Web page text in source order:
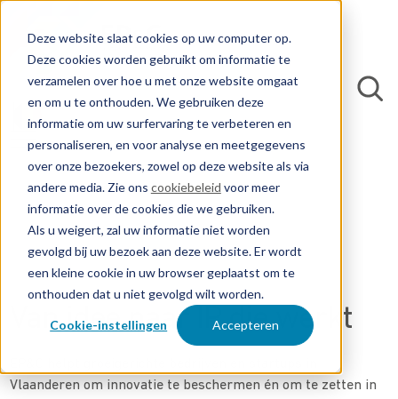
Deze website slaat cookies op uw computer op.
Deze cookies worden gebruikt om informatie te
verzamelen over hoe u met onze website omgaat
en om u te onthouden. We gebruiken deze
informatie om uw surfervaring te verbeteren en
personaliseren, en voor analyse en meetgegevens
over onze bezoekers, zowel op deze website als via
andere media. Zie ons cookiebeleid voor meer
informatie over de cookies die we gebruiken.
Als u weigert, zal uw informatie niet worden
gevolgd bij uw bezoek aan deze website. Er wordt
een kleine cookie in uw browser geplaatst om te
onthouden dat u niet gevolgd wilt worden.
Cookie-instellingen Accepteren
Van idee naar IP die werkt
Vlaanderen om innovatie te beschermen én om te zetten in